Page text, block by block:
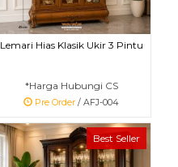
Lemari Hias Klasik Ukir 3 Pintu
*Harga Hubungi CS
Pre Order / AFJ-004
Best Seller